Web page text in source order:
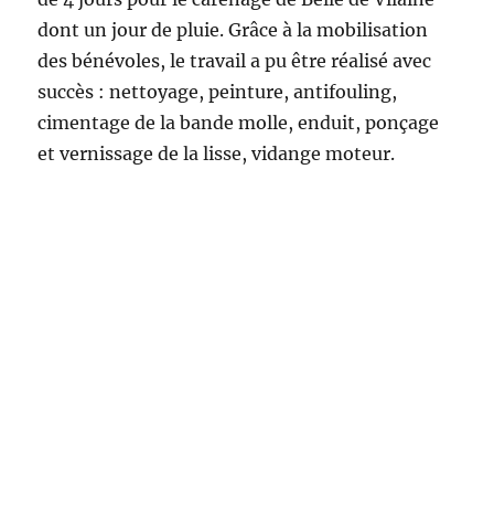
dont un jour de pluie. Grâce à la mobilisation
des bénévoles, le travail a pu être réalisé avec
succès : nettoyage, peinture, antifouling,
cimentage de la bande molle, enduit, ponçage
et vernissage de la lisse, vidange moteur.